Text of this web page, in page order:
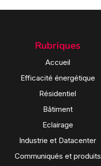
Rubriques
Accueil
Efficacité énergétique
Résidentiel
Bâtiment
Eclairage
Industrie et Datacenter
Communiqués et produits